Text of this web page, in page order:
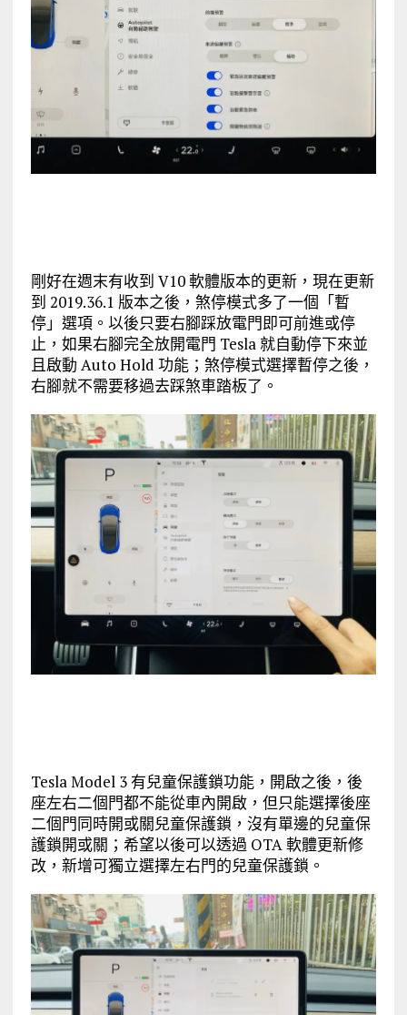
剛好在週末有收到 V10 軟體版本的更新，現在更新
到 2019.36.1 版本之後，煞停模式多了一個「暫
停」選項。以後只要右腳踩放電門即可前進或停
止，如果右腳完全放開電門 Tesla 就自動停下來並
且啟動 Auto Hold 功能；煞停模式選擇暫停之後，
右腳就不需要移過去踩煞車踏板了。
Tesla Model 3 有兒童保護鎖功能，開啟之後，後
座左右二個門都不能從車內開啟，但只能選擇後座
二個門同時開或關兒童保護鎖，沒有單邊的兒童保
護鎖開或關；希望以後可以透過 OTA 軟體更新修
改，新增可獨立選擇左右門的兒童保護鎖。